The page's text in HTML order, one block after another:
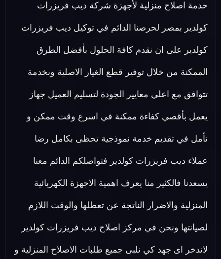
خدمة اصلاح منزلية لأجهزة شركة ديب فريزرات
كولدير بمصر لحرصنا الدائم في توكيل ديب فريزرات
كولدير على ان نقدم كافة الحلول بأفضل الطرق
الممكنة من خلال توفير قطع الغيار الاصلية وبخدمة
تتوافق مع اعلي معايير الجودة لتسليم العميل جهاز
يعمل بأقصي كفاءة ممكنة في اسرع وقت ممكن و
نأمل في تقديم خدمة نموذجية تحظى بكامل رضا
عملاء ديب فريزرات كولدير فتواصلكم الدائم معنا
يسعدنا فالكثير منا يعرف اهمية الاجهزة الكهربائية
المنزلية والاضرار الناتجة عن تعطلها والوقت اللازم
لصيانتها ونحن في مركز اصلاح ديب فريزرات كولدير
لاندخر اى جهد كي نلبى جميع طلبات الاصلاح المنزلية و